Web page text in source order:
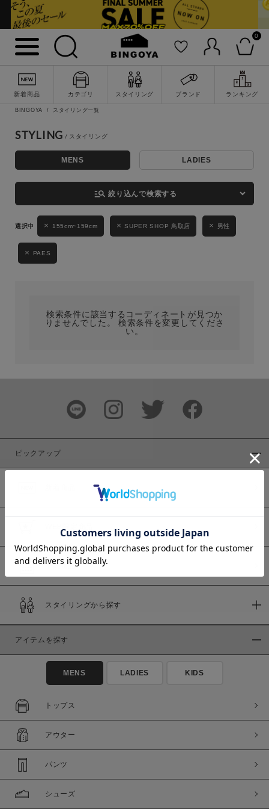
0
新着商品 カテゴリ スタイリング ブランド ランキング
詳細検索
キーワード
性別
MENS LADIES KIDS
ブランド
商品タイプ
通常商品
セール価格
在庫
在庫あり
BINGOYA スタイリング一覧
STYLING
MENS LADIES
manage_search 絞り込んで検索する
155cm~159cm SUPER SHOP 鳥取店 男性
PAES
検索条件に該当するコーディネートが見つか
りませんでした。 検索条件を変更してくださ
い。
ピックアップ
予約商品
スタイリングから探す
アイテムを探す
MENS LADIES KIDS
トップス
アウター
パンツ
シューズ